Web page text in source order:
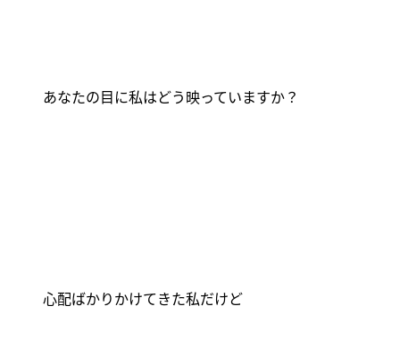
あなたの目に私はどう映っていますか？
心配ばかりかけてきた私だけど